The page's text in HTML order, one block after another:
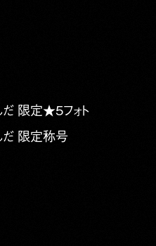
だ 限定★5フォト
だ 限定称号